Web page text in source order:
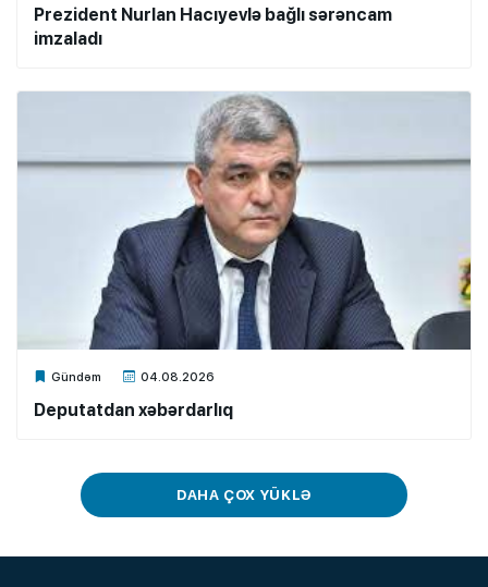
Prezident Nurlan Hacıyevlə bağlı sərəncam
imzaladı
Gündəm 04.08.2026
Xalq.Online
Deputatdan xəbərdarlıq
DAHA ÇOX YÜKLƏ